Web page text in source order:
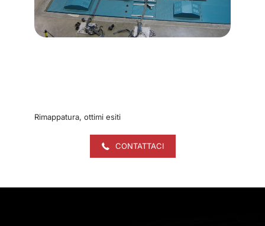
Rimappatura, ottimi esiti
CONTATTACI